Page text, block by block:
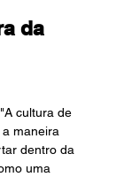
da
cultura de
maneira
dentro da
uma